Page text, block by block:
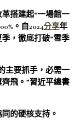
搭建起“一場館一
。自2024分享年
，徹底打破“雪季
主要抓手，必需一
飛。”習近平總書
的硬核支持。